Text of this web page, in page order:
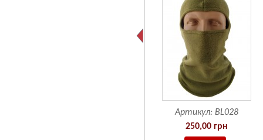
Артикул: BL028
250,00 грн